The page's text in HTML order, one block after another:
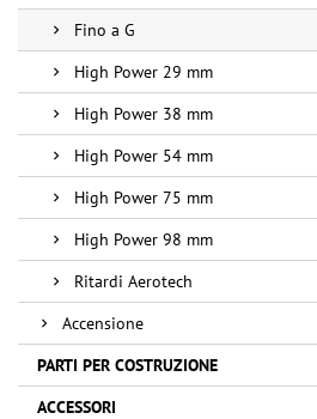
Fino a G
High Power 29 mm
High Power 38 mm
High Power 54 mm
High Power 75 mm
High Power 98 mm
Ritardi Aerotech
Accensione
PARTI PER COSTRUZIONE
ACCESSORI